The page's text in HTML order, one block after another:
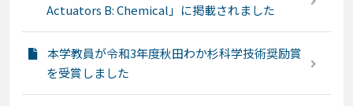
Actuators B: Chemical」に掲載されました
本学教員が令和3年度秋田わか杉科学技術奨励賞
を受賞しました